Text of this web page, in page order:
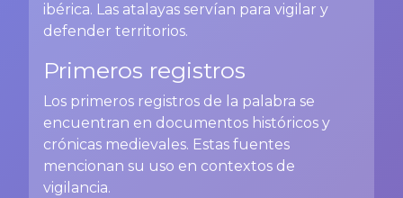
ibérica. Las atalayas servían para vigilar y
defender territorios.
Primeros registros
Los primeros registros de la palabra se
encuentran en documentos históricos y
crónicas medievales. Estas fuentes
mencionan su uso en contextos de
vigilancia.